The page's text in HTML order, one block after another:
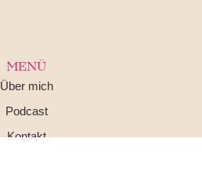
MENÜ
Über mich
Podcast
Kontakt